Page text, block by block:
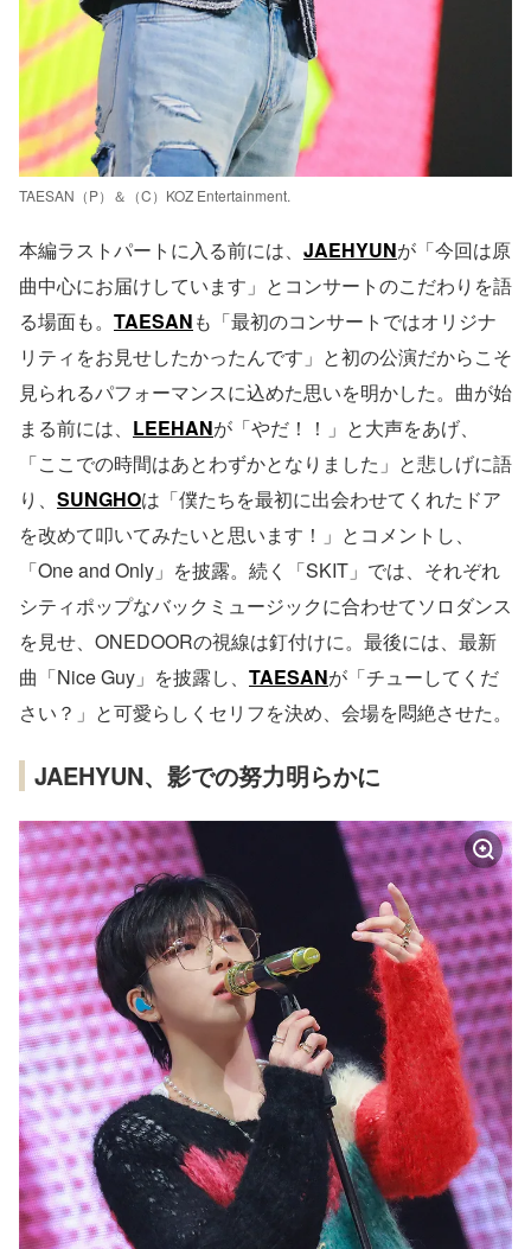
TAESAN（P）＆（C）KOZ Entertainment.
本編ラストパートに入る前には、 JAEHYUNが「今回は原
曲中心にお届けしています」とコンサートのこだわりを語
る場面も。 TAESANも「最初のコンサートではオリジナ
リティをお見せしたかったんです」と初の公演だからこそ
見られるパフォーマンスに込めた思いを明かした。曲が始
まる前には、 LEEHANが「やだ！！」と大声をあげ、
「ここでの時間はあとわずかとなりました」と悲しげに語
り、 SUNGHOは「僕たちを最初に出会わせてくれたドア
を改めて叩いてみたいと思います！」とコメントし、
「One and Only」を披露。続く「SKIT」では、それぞれ
シティポップなバックミュージックに合わせてソロダンス
を見せ、ONEDOORの視線は釘付けに。最後には、最新
曲「Nice Guy」を披露し、 TAESANが「チューしてくだ
さい？」と可愛らしくセリフを決め、会場を悶絶させた。
JAEHYUN、影での努力明らかに